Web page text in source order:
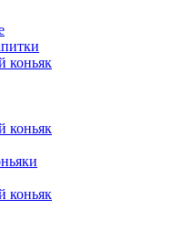
коньяк
коньяк
коньяк